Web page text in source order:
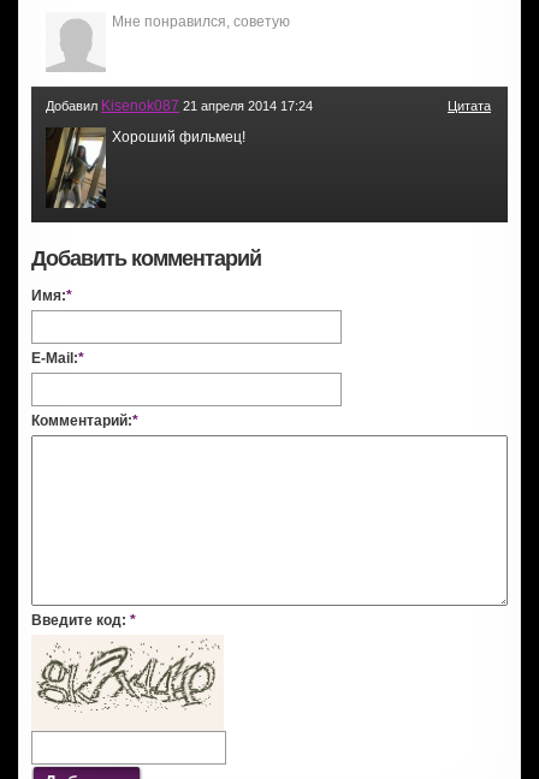
Мне понравился, советую
Добавил Kisenok087 21 апреля 2014 17:24 Цитата
Хороший фильмец!
Добавить комментарий
Имя:*
E-Mail:*
Комментарий:*
Введите код: *